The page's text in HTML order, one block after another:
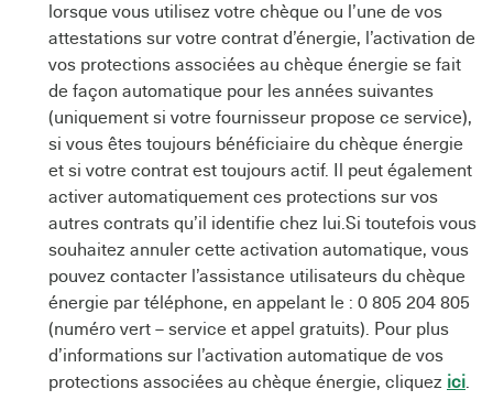
lorsque vous utilisez votre chèque ou l’une de vos
attestations sur votre contrat d’énergie, l’activation de
vos protections associées au chèque énergie se fait
de façon automatique pour les années suivantes
(uniquement si votre fournisseur propose ce service),
si vous êtes toujours bénéficiaire du chèque énergie
et si votre contrat est toujours actif. Il peut également
activer automatiquement ces protections sur vos
autres contrats qu’il identifie chez lui.Si toutefois vous
souhaitez annuler cette activation automatique, vous
pouvez contacter l’assistance utilisateurs du chèque
énergie par téléphone, en appelant le : 0 805 204 805
(numéro vert – service et appel gratuits). Pour plus
d’informations sur l’activation automatique de vos
protections associées au chèque énergie, cliquez ici.